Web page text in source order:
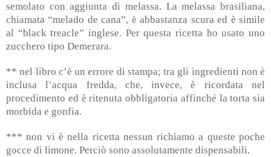
semolato con aggiunta di melassa. La melassa brasiliana,
chiamata “melado de cana”, è abbastanza scura ed è simile
al “black treacle” inglese. Per questa ricetta ho usato uno
zucchero tipo Demerara.
** nel libro c’è un errore di stampa; tra gli ingredienti non è
inclusa l’acqua fredda, che, invece, è ricordata nel
procedimento ed è ritenuta obbligatoria affinché la torta sia
morbida e gonfia.
*** non vi è nella ricetta nessun richiamo a queste poche
gocce di limone. Perciò sono assolutamente dispensabili.